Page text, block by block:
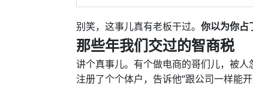
别笑，这事儿真有老板干过。 你以为你占
那些年我们交过的智商税
讲个真事儿。有个做电商的哥们儿，被
注册了个个体户，告诉他“跟公司一样能